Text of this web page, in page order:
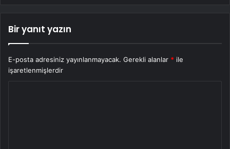
Bir yanıt yazın
E-posta adresiniz yayınlanmayacak. Gerekli alanlar * ile
işaretlenmişlerdir